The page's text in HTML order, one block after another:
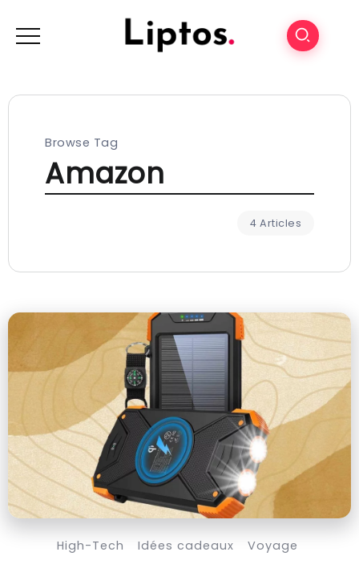
Browse Tag
Amazon
4 Articles
High-Tech Idées cadeaux Voyage